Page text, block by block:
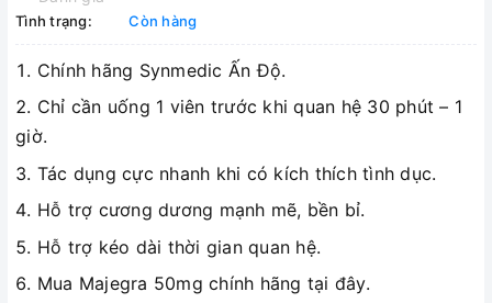
Tình trạng: Còn hàng
Chính hãng Synmedic Ấn Độ.
Chỉ cần uống 1 viên trước khi quan hệ 30 phút – 1
giờ.
Tác dụng cực nhanh khi có kích thích tình dục.
Hỗ trợ cương dương mạnh mẽ, bền bỉ.
Hỗ trợ kéo dài thời gian quan hệ.
Mua Majegra 50mg chính hãng tại đây.